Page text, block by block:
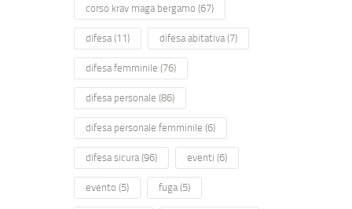
corso krav maga bergamo (67)
difesa(11) difesa abitativa(7)
difesa femminile (76)
difesa personale (86)
difesa personale femminile (6)
difesa sicura(96) eventi (6)
evento (5) fuga(5)